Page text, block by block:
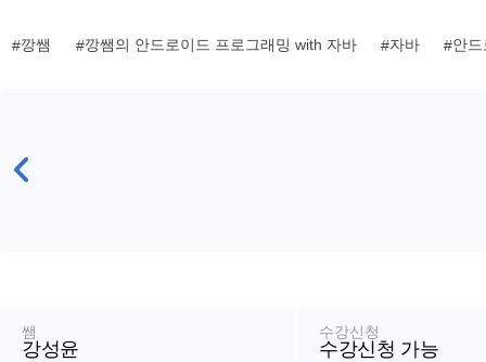
깡쌤 깡쌤의 안드로이드 프로그래밍 with 자바 자바 안
쌤
강성윤
수강신청
수강신청 가능